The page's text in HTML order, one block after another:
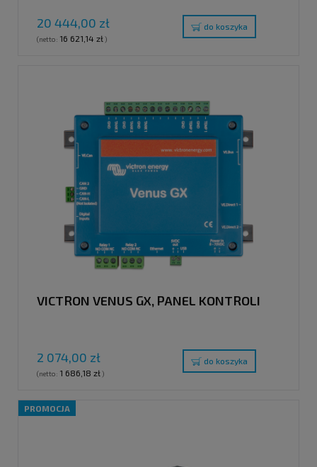
20 444,00 zł
(netto: 16 621,14 zł)
do koszyka
VICTRON VENUS GX, PANEL KONTROLI
2 074,00 zł
(netto: 1 686,18 zł)
do koszyka
PROMOCJA